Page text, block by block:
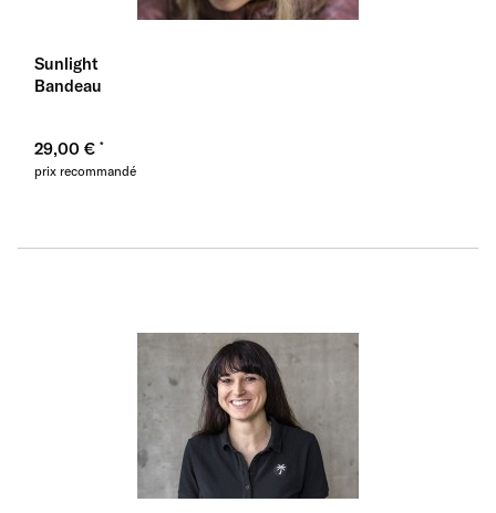
Sunlight
Bandeau
29,00 €
prix recommandé